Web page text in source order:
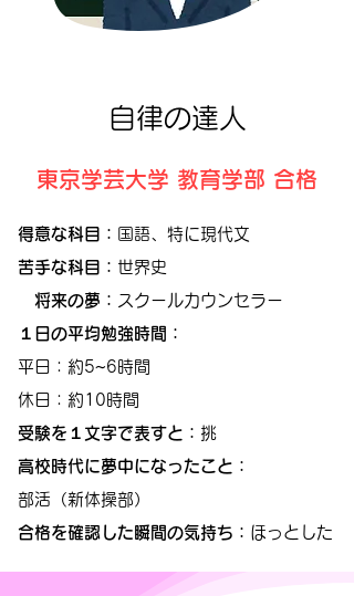
自律の達人
東京学芸大学 教育学部 合格
得意な科目： 国語、特に現代文
苦手な科目： 世界史
将来の夢： スクールカウンセラー
１日の平均勉強時間：
平日：約5~6時間
休日：約10時間
受験を１文字で表すと： ​挑
高校時代に夢中になったこと：
​部活（新体操部）
合格を確認した瞬間の気持ち： ほっとした